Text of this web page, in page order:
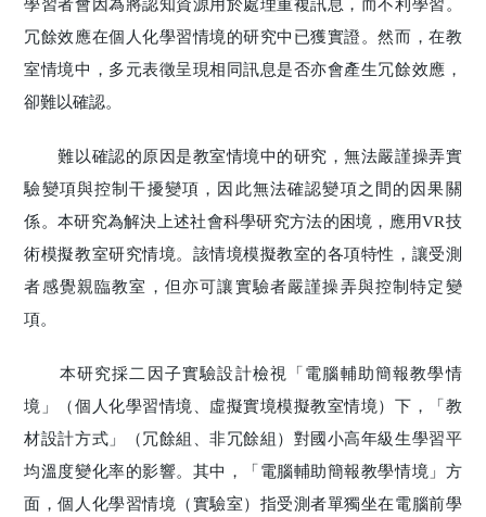
學習者會因為將認知資源用於處理重複訊息，而不利學習。
冗餘效應在個人化學習情境的研究中已獲實證。然而，在教
室情境中，多元表徵呈現相同訊息是否亦會產生冗餘效應，
卻難以確認。
難以確認的原因是教室情境中的研究，無法嚴謹操弄實
驗變項與控制干擾變項，因此無法確認變項之間的因果關
係。本研究為解決上述社會科學研究方法的困境，應用VR技
術模擬教室研究情境。該情境模擬教室的各項特性，讓受測
者感覺親臨教室，但亦可讓實驗者嚴謹操弄與控制特定變
項。
本研究採二因子實驗設計檢視「電腦輔助簡報教學情
境」（個人化學習情境、虛擬實境模擬教室情境）下，「教
材設計方式」（冗餘組、非冗餘組）對國小高年級生學習平
均溫度變化率的影響。其中，「電腦輔助簡報教學情境」方
面，個人化學習情境（實驗室）指受測者單獨坐在電腦前學